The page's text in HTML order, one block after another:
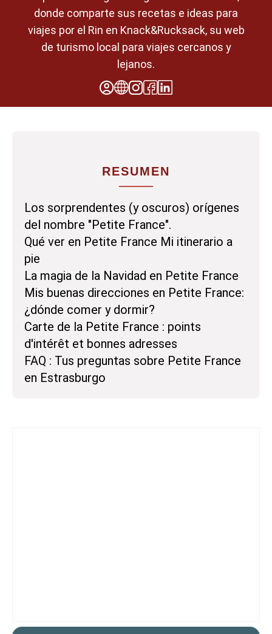
donde comparte sus recetas e ideas para
viajes por el Rin en Knack&Rucksack, su web
de turismo local para viajes cercanos y
lejanos.
RESUMEN
Los sorprendentes (y oscuros) orígenes
del nombre "Petite France".
Qué ver en Petite France Mi itinerario a
pie
La magia de la Navidad en Petite France
Mis buenas direcciones en Petite France:
¿dónde comer y dormir?
Carte de la Petite France : points
d'intérêt et bonnes adresses
FAQ : Tus preguntas sobre Petite France
en Estrasburgo